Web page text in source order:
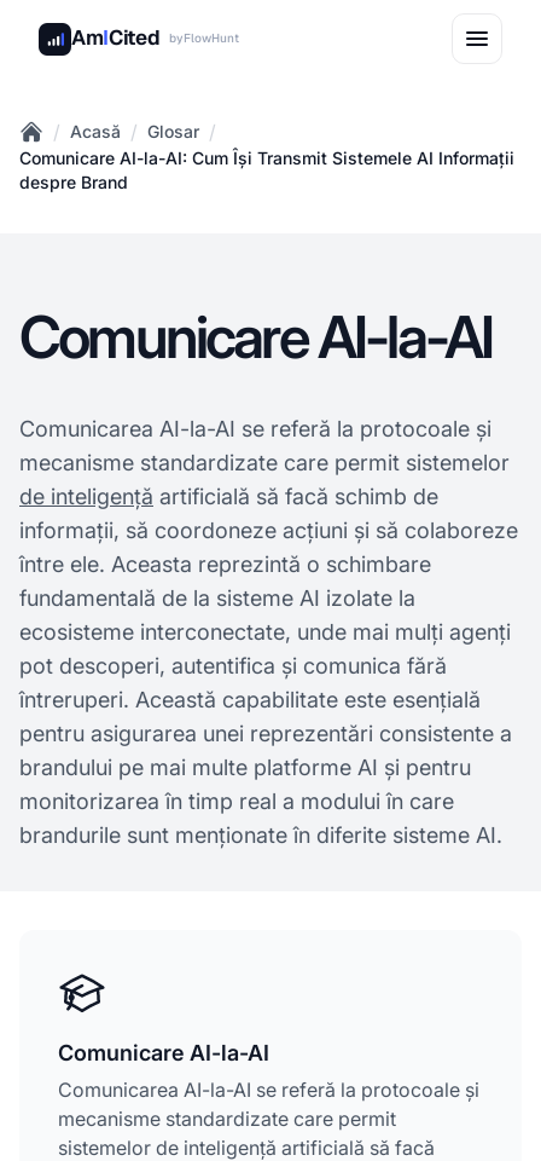
AmICited byFlowHunt
Home
/ Acasă / Glosar /
Comunicare AI-la-AI: Cum Își Transmit Sistemele AI Informații
despre Brand
Comunicare AI-la-AI
Comunicarea AI-la-AI se referă la protocoale și
mecanisme standardizate care permit sistemelor
de inteligență artificială să facă schimb de
informații, să coordoneze acțiuni și să colaboreze
între ele. Aceasta reprezintă o schimbare
fundamentală de la sisteme AI izolate la
ecosisteme interconectate, unde mai mulți agenți
pot descoperi, autentifica și comunica fără
întreruperi. Această capabilitate este esențială
pentru asigurarea unei reprezentări consistente a
brandului pe mai multe platforme AI și pentru
monitorizarea în timp real a modului în care
brandurile sunt menționate în diferite sisteme AI.
Comunicare AI-la-AI
Comunicarea AI-la-AI se referă la protocoale și
mecanisme standardizate care permit
sistemelor de inteligență artificială să facă